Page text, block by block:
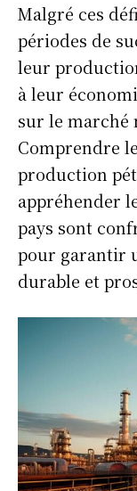
Malgré ces
périodes de
leur
à leur
sur le marché
Comprendre
production
appréhender
pays sont
pour garantir
durable et